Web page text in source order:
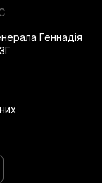
Геннадія